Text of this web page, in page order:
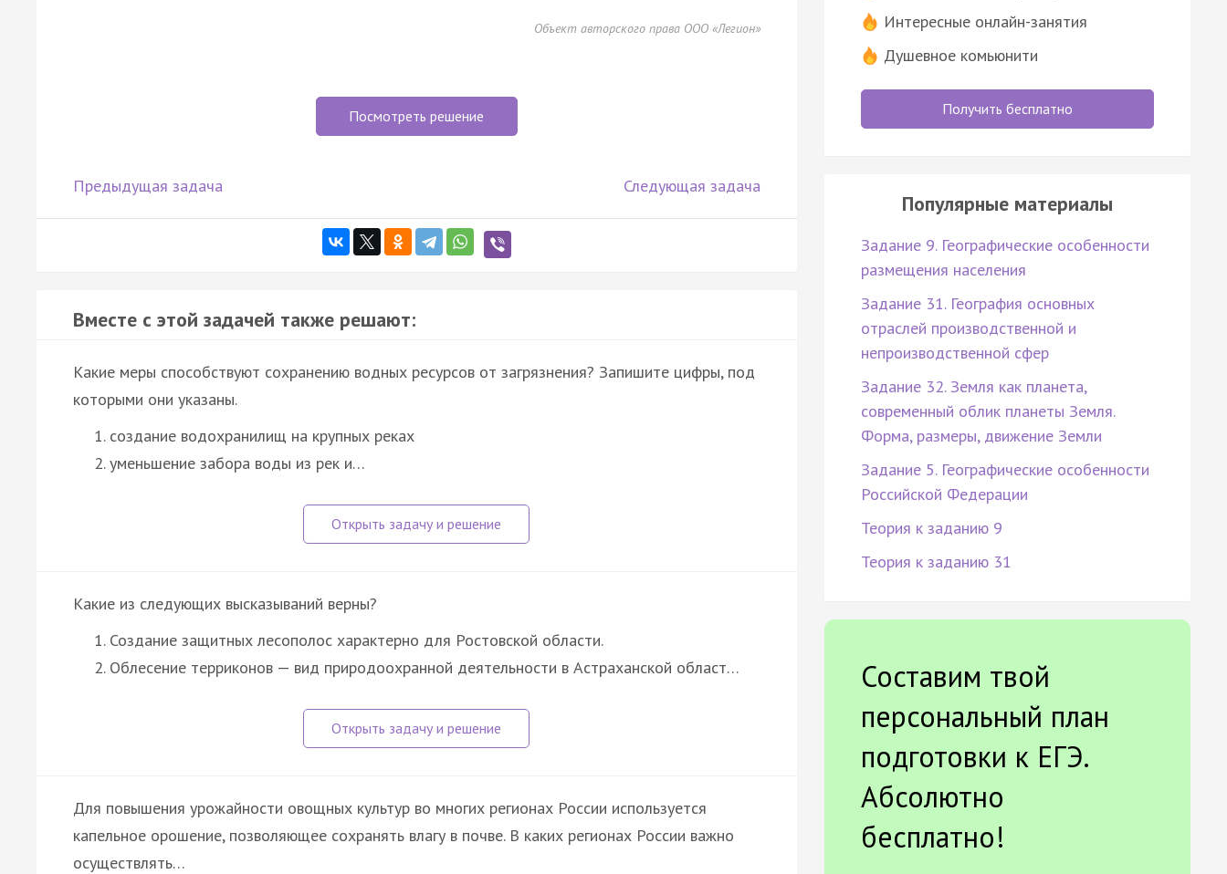
Объект авторского права ООО «Легион»
Посмотреть решение
Предыдущая задача Следующая задача
Вместе с этой задачей также решают:
Какие меры способствуют сохранению водных ресурсов от загрязнения? Запишите цифры, под
которыми они указаны.
создание водохранилищ на крупных реках
уменьшение забора воды из рек и…
Какие из следующих высказываний верны?
Создание защитных лесополос характерно для Ростовской области.
Облесение терриконов — вид природоохранной деятельности в Астраханской област…
Для повышения урожайности овощных культур во многих регионах России используется
капельное орошение, позволяющее сохранять влагу в почве. В каких регионах России важно
осуществлять…
Интересные онлайн-занятия
Душевное комьюнити
Получить бесплатно
Популярные материалы
Задание 9. Географические особенности
размещения населения
Задание 31. География основных
отраслей производственной и
непроизводственной сфер
Задание 32. Земля как планета,
современный облик планеты Земля.
Форма, размеры, движение Земли
Задание 5. Географические особенности
Российской Федерации
Теория к заданию 9
Теория к заданию 31
Составим твой
персональный план
подготовки к ЕГЭ.
Абсолютно
бесплатно!